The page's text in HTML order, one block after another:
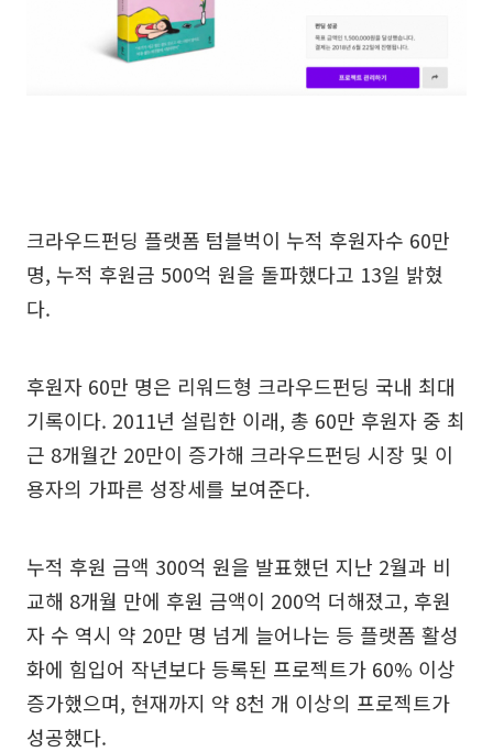
크라우드펀딩 플랫폼 텀블벅이 누적 후원자수 60만
명, 누적 후원금 500억 원을 돌파했다고 13일 밝혔
다.
후원자 60만 명은 리워드형 크라우드펀딩 국내 최대
기록이다. 2011년 설립한 이래, 총 60만 후원자 중 최
근 8개월간 20만이 증가해 크라우드펀딩 시장 및 이
용자의 가파른 성장세를 보여준다.
누적 후원 금액 300억 원을 발표했던 지난 2월과 비
교해 8개월 만에 후원 금액이 200억 더해졌고, 후원
자 수 역시 약 20만 명 넘게 늘어나는 등 플랫폼 활성
화에 힘입어 작년보다 등록된 프로젝트가 60% 이상
증가했으며, 현재까지 약 8천 개 이상의 프로젝트가
성공했다.